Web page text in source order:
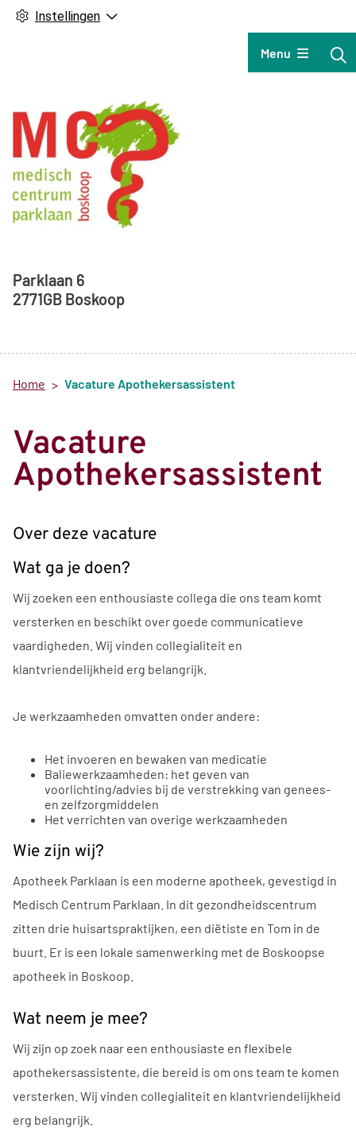
Instellingen
Hoofdmenu
Menu
Adresgegevens
Parklaan 6
2771GB Boskoop
Home Vacature Apothekersassistent
Vacature
Apothekersassistent
Over deze vacature
Wat ga je doen?
Wij zoeken een enthousiaste collega die ons team komt
versterken en beschikt over goede communicatieve
vaardigheden. Wij vinden collegialiteit en
klantvriendelijkheid erg belangrijk.
Je werkzaamheden omvatten onder andere:
Het invoeren en bewaken van medicatie
Baliewerkzaamheden: het geven van
voorlichting/advies bij de verstrekking van genees-
en zelfzorgmiddelen
Het verrichten van overige werkzaamheden
Wie zijn wij?
Apotheek Parklaan is een moderne apotheek, gevestigd in
Medisch Centrum Parklaan. In dit gezondheidscentrum
zitten drie huisartspraktijken, een diëtiste en Tom in de
buurt. Er is een lokale samenwerking met de Boskoopse
apotheek in Boskoop.
Wat neem je mee?
Wij zijn op zoek naar een enthousiaste en flexibele
apothekersassistente, die bereid is om ons team te komen
versterken. Wij vinden collegialiteit en klantvriendelijkheid
erg belangrijk.